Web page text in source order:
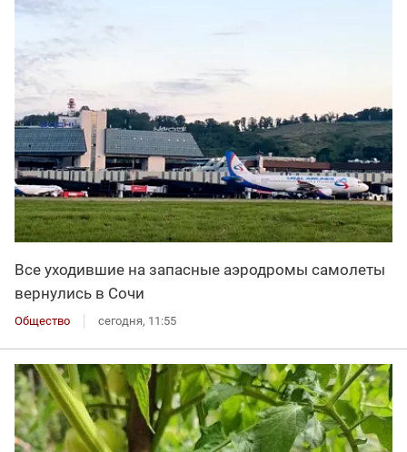
Все уходившие на запасные аэродромы самолеты
вернулись в Сочи
Общество сегодня, 11:55